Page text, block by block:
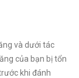
và dưới tác
của bạn bị tổn
khi đánh